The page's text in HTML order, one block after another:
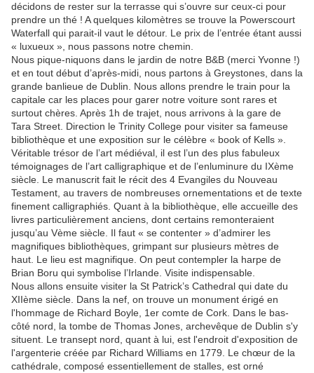
décidons de rester sur la terrasse qui s’ouvre sur ceux-ci pour
prendre un thé ! A quelques kilomètres se trouve la Powerscourt
Waterfall qui parait-il vaut le détour. Le prix de l’entrée étant aussi
« luxueux », nous passons notre chemin.
Nous pique-niquons dans le jardin de notre B&B (merci Yvonne !)
et en tout début d’après-midi, nous partons à Greystones, dans la
grande banlieue de Dublin. Nous allons prendre le train pour la
capitale car les places pour garer notre voiture sont rares et
surtout chères. Après 1h de trajet, nous arrivons à la gare de
Tara Street. Direction le Trinity College pour visiter sa fameuse
bibliothèque et une exposition sur le célèbre « book of Kells ».
Véritable trésor de l’art médiéval, il est l’un des plus fabuleux
témoignages de l’art calligraphique et de l’enluminure du IXème
siècle. Le manuscrit fait le récit des 4 Evangiles du Nouveau
Testament, au travers de nombreuses ornementations et de texte
finement calligraphiés. Quant à la bibliothèque, elle accueille des
livres particulièrement anciens, dont certains remonteraient
jusqu’au Vème siècle. Il faut « se contenter » d’admirer les
magnifiques bibliothèques, grimpant sur plusieurs mètres de
haut. Le lieu est magnifique. On peut contempler la harpe de
Brian Boru qui symbolise l’Irlande. Visite indispensable.
Nous allons ensuite visiter la St Patrick’s Cathedral qui date du
XIIème siècle. Dans la nef, on trouve un monument érigé en
l'hommage de Richard Boyle, 1er comte de Cork. Dans le bas-
côté nord, la tombe de Thomas Jones, archevêque de Dublin s'y
situent. Le transept nord, quant à lui, est l'endroit d'exposition de
l'argenterie créée par Richard Williams en 1779. Le chœur de la
cathédrale, composé essentiellement de stalles, est orné